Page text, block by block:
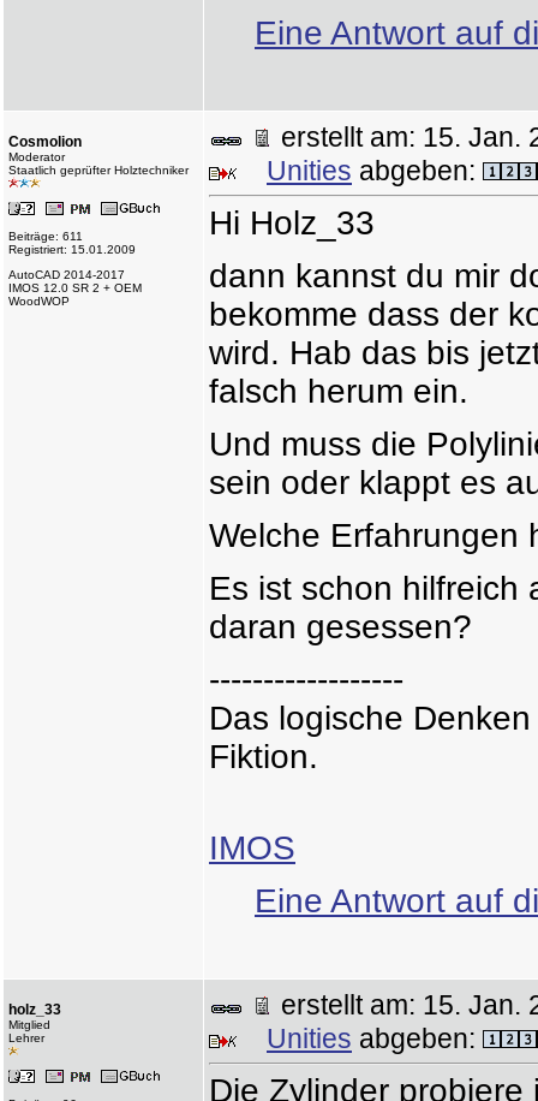
Eine Antwort auf
Cosmolion
Moderator
Staatlich geprüfter Holztechniker
Beiträge: 611
Registriert: 15.01.2009
AutoCAD 2014-2017
IMOS 12.0 SR 2 + OEM
WoodWOP
erstellt am: 15.
Unities abgeben:
Hi Holz_33
dann kannst du mir
bekomme dass der
wird. Hab das bis
falsch herum ein.
Und muss die
sein oder klappt es
Welche Erfahrungen
Es ist schon hilfreich
daran gesessen?
------------------
Das logische
Fiktion.
IMOS
Eine Antwort auf
holz_33
Mitglied
Lehrer
erstellt am: 15.
Unities abgeben:
Die Zylinder